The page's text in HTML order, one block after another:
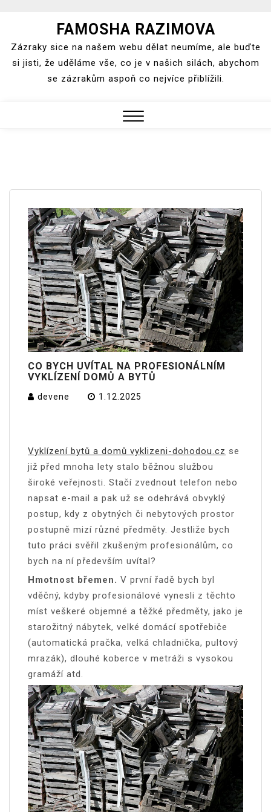
content
FAMOSHA RAZIMOVA
Zázraky sice na našem webu dělat neumíme, ale buďte
si jisti, že uděláme vše, co je v našich silách, abychom
se zázrakům aspoň co nejvíce přiblížili.
CO BYCH UVÍTAL NA PROFESIONÁLNÍM
VYKLÍZENÍ DOMŮ A BYTŮ
devene 1.12.2025
Vyklízení bytů a domů vyklizeni-dohodou.cz se
již před mnoha lety stalo běžnou službou
široké veřejnosti. Stačí zvednout telefon nebo
napsat e-mail a pak už se odehrává obvyklý
postup, kdy z obytných či nebytových prostor
postupně mizí různé předměty. Jestliže bych
tuto práci svěřil zkušeným profesionálům, co
bych na ní především uvítal?
Hmotnost břemen. V první řadě bych byl
vděčný, kdyby profesionálové vynesli z těchto
míst veškeré objemné a těžké předměty, jako je
starožitný nábytek, velké domácí spotřebiče
(automatická pračka, velká chladnička, pultový
mrazák), dlouhé koberce v metráži s vysokou
gramáží atd.